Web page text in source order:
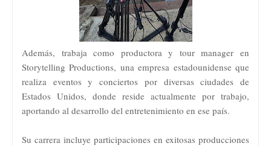
Además, trabaja como productora y tour manager en
Storytelling Productions, una empresa estadounidense que
realiza eventos y conciertos por diversas ciudades de
Estados Unidos, donde reside actualmente por trabajo,
aportando al desarrollo del entretenimiento en ese país.
Su carrera incluye participaciones en exitosas producciones